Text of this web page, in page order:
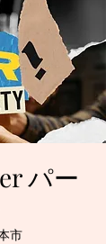
パー
市